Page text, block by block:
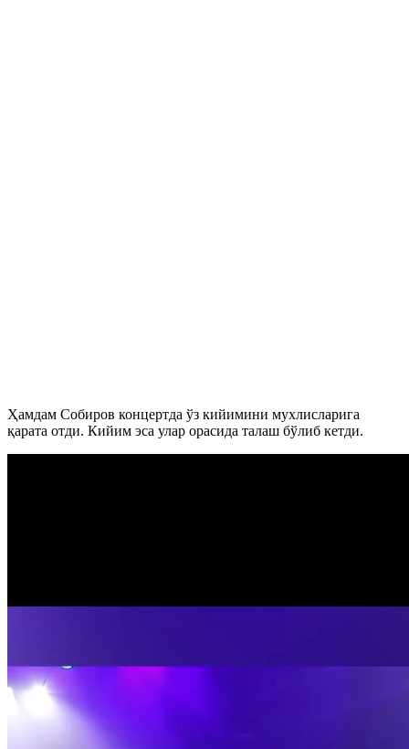
Ҳамдам Собиров концертда ўз кийимини мухлисларига
қарата отди. Кийим эса улар орасида талаш бўлиб кетди.